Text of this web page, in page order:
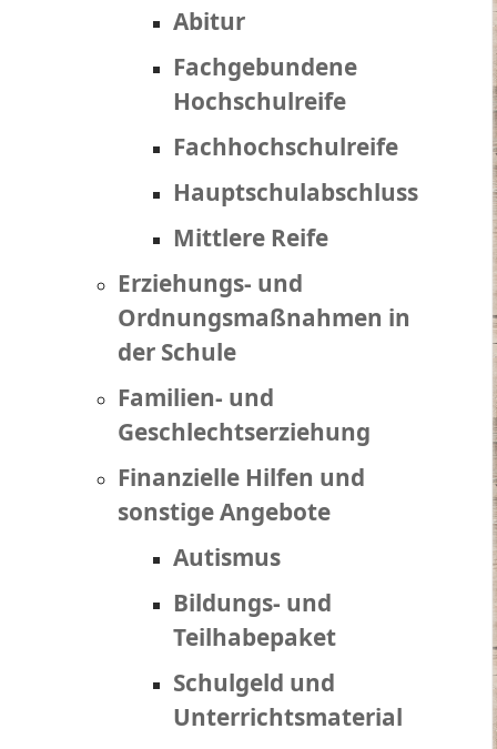
Abitur
Fachgebundene
Hochschulreife
Fachhochschulreife
Hauptschulabschluss
Mittlere Reife
Erziehungs- und
Ordnungsmaßnahmen in
der Schule
Familien- und
Geschlechtserziehung
Finanzielle Hilfen und
sonstige Angebote
Autismus
Bildungs- und
Teilhabepaket
Schulgeld und
Unterrichtsmaterial